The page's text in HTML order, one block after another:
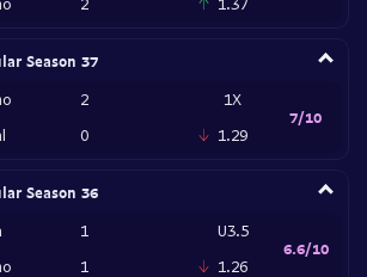
Season 37
2
0
1X
1.29
7/10
Season 36
1
1
U3.5
1.26
6.6/10